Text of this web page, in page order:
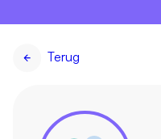
Terug